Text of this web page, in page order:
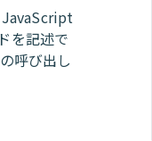
を記述で
呼び出し